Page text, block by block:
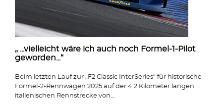
„ ...vielleicht wäre ich auch noch Formel-1-Pilot
geworden...“
Beim letzten Lauf zur „F2 Classic InterSeries“ für historische
Formel-2-Rennwagen 2025 auf der 4,2 Kilometer langen
italienischen Rennstrecke von...